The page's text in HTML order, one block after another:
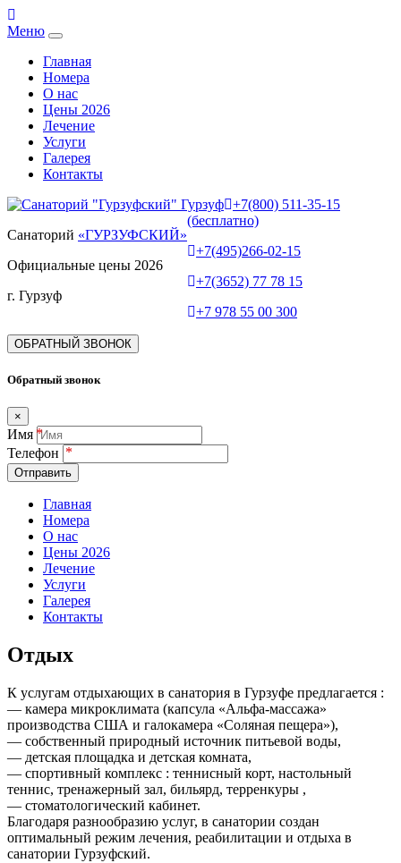
Меню
Главная
Номера
О нас
Цены 2026
Лечение
Услуги
Галерея
Контакты
Санаторий «ГУРЗУФСКИЙ»
Официальные цены 2026
г. Гурзуф
+7(800) 511-35-15
(бесплатно)
+7(495)266-02-15
+7(3652) 77 78 15
+7 978 55 00 300
ОБРАТНЫЙ ЗВОНОК
Обратный звонок
×
Имя
Телефон
Отправить
Главная
Номера
О нас
Цены 2026
Лечение
Услуги
Галерея
Контакты
Отдых
К услугам отдыхающих в санатория в Гурзуфе предлагается :
— камера микроклимата (капсула «Альфа-массажа»
производства США и галокамера «Соляная пещера»),
— собственный природный источник питьевой воды,
— детская площадка и детская комната,
— спортивный комплекс : теннисный корт, настольный
теннис, тренажерный зал, бильярд, терренкуры ,
— стоматологический кабинет.
Благодаря разнообразию услуг, в санатории создан
оптимальный режим лечения, реабилитации и отдыха в
санатории Гурзуфский.